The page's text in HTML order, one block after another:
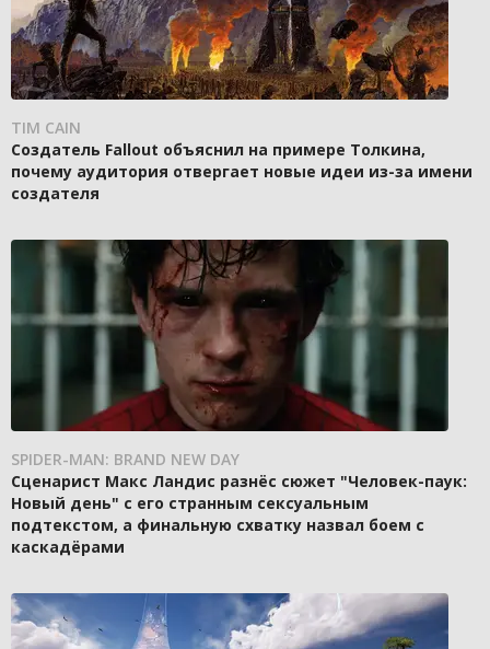
TIM CAIN
Создатель Fallout объяснил на примере Толкина,
почему аудитория отвергает новые идеи из-за имени
создателя
SPIDER-MAN: BRAND NEW DAY
Сценарист Макс Ландис разнёс сюжет "Человек-паук:
Новый день" с его странным сексуальным
подтекстом, а финальную схватку назвал боем с
каскадёрами